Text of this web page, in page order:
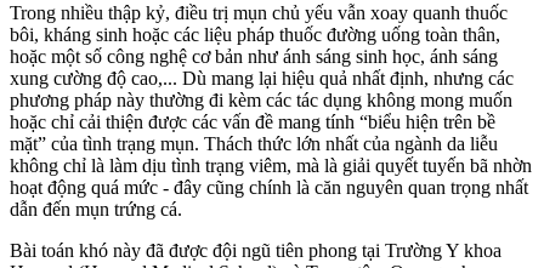
Trong nhiều thập kỷ, điều trị mụn chủ yếu vẫn xoay quanh thuốc
bôi, kháng sinh hoặc các liệu pháp thuốc đường uống toàn thân,
hoặc một số công nghệ cơ bản như ánh sáng sinh học, ánh sáng
xung cường độ cao,... Dù mang lại hiệu quả nhất định, nhưng các
phương pháp này thường đi kèm các tác dụng không mong muốn
hoặc chỉ cải thiện được các vấn đề mang tính “biểu hiện trên bề
mặt” của tình trạng mụn. Thách thức lớn nhất của ngành da liễu
không chỉ là làm dịu tình trạng viêm, mà là giải quyết tuyến bã nhờn
hoạt động quá mức - đây cũng chính là căn nguyên quan trọng nhất
dẫn đến mụn trứng cá.
Bài toán khó này đã được đội ngũ tiên phong tại Trường Y khoa